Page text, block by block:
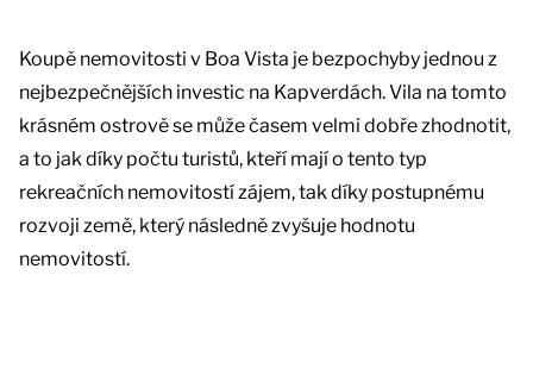
Koupě nemovitosti v Boa Vista je bezpochyby jednou z
nejbezpečnějších investic na Kapverdách. Vila na tomto
krásném ostrově se může časem velmi dobře zhodnotit,
a to jak díky počtu turistů, kteří mají o tento typ
rekreačních nemovitostí zájem, tak díky postupnému
rozvoji země, který následně zvyšuje hodnotu
nemovitostí.